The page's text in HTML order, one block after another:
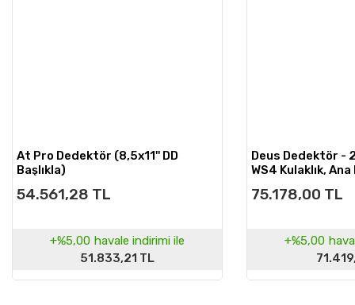
At Pro Dedektör (8,5x11'' DD
Başlıkla)
54.561,28 TL
+%5,00 havale indirimi ile
51.833,21 TL
Deus Dedektör -
WS4 Kulaklık,
75.178,00 TL
+%5,00